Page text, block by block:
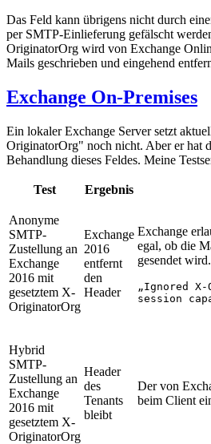
Das Feld kann übrigens nicht durch
per SMTP-Einlieferung gefälscht
OriginatorOrg wird von Exchange
Mails geschrieben und eingehend
Exchange On-Premises
Ein lokaler Exchange Server setzt
OriginatorOrg" noch nicht. Aber er hat
Behandlung dieses Feldes. Meine
Test Ergebnis
Anonyme
SMTP-
Zustellung an
Exchange
2016 mit
gesetztem X-
OriginatorOrg
Exchange
2016
entfernt
den
Header
Exchange
egal, ob die
gesendet
„Ignored
session
Hybrid
SMTP-
Zustellung an
Exchange
2016 mit
gesetztem X-
OriginatorOrg
Header
des
Tenants
bleibt
Der von
beim Client